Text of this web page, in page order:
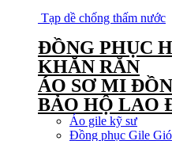
Tạp dề chống thấm nước
ĐỒNG PHỤC
KHĂN RẰN
ÁO SƠ MI
BẢO HỘ LAO
Áo gile kỹ sư
Đồng phục Gile Gió